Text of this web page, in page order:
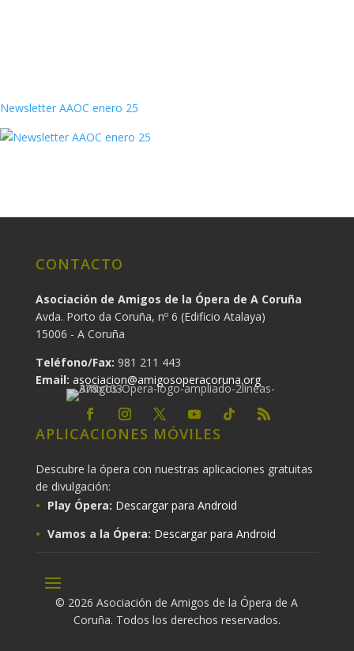
Newsletter AAOC enero 25
CONTACTO
Asociación de Amigos de la Ópera de A Coruña
Avda. Porto da Coruña, nº 6 (Edificio Atalaya)
15006 - A Coruña
Teléfono/Fax: 981 211 443
Email: asociacion@amigosoperacoruna.org
APLICACIONES MÓVILES
Descubre la ópera con nuestras aplicaciones gratuitas
de divulgación:
Play Ópera: Descargar para Android
Vamos a la Ópera: Descargar para Android
© 2026 Asociación de Amigos de la Ópera de A
Coruña. Todos los derechos reservados.